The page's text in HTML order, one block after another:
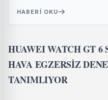
HABERI OKU
HUAWEI WATCH GT
HAVA EGZERSİZ
TANIMLIYOR